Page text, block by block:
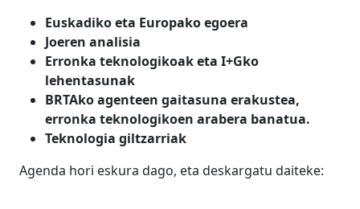
Euskadiko eta Europako egoera
Joeren analisia
Erronka teknologikoak eta I+Gko
lehentasunak
BRTAko agenteen gaitasuna erakustea,
erronka teknologikoen arabera banatua.
Teknologia giltzarriak
Agenda hori eskura dago, eta deskargatu daiteke: